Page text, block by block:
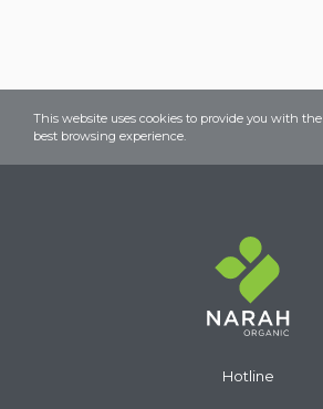
This website uses cookies to provide you with the
best browsing experience.
Hotline